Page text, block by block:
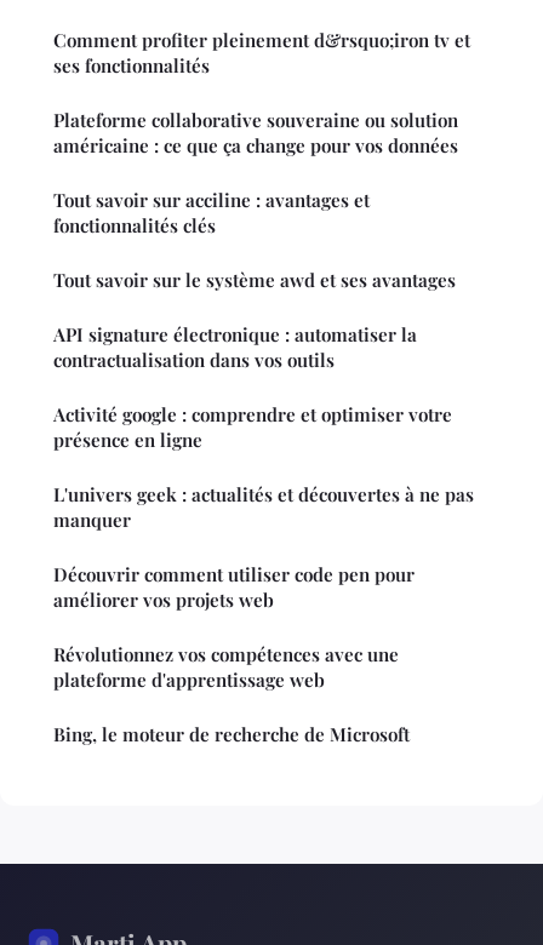
Comment profiter pleinement d&rsquo;iron tv et
ses fonctionnalités
Plateforme collaborative souveraine ou solution
américaine : ce que ça change pour vos données
Tout savoir sur acciline : avantages et
fonctionnalités clés
Tout savoir sur le système awd et ses avantages
API signature électronique : automatiser la
contractualisation dans vos outils
Activité google : comprendre et optimiser votre
présence en ligne
L'univers geek : actualités et découvertes à ne pas
manquer
Découvrir comment utiliser code pen pour
améliorer vos projets web
Révolutionnez vos compétences avec une
plateforme d'apprentissage web
Bing, le moteur de recherche de Microsoft